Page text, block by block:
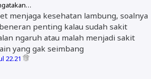
menjaga kesehatan lambung, soalnya
penting kalau sudah sakit
ngaruh atau malah menjadi sakit
yang gak seimbang
22.21